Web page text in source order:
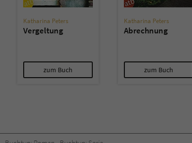
Katharina Peters
Vergeltung
zum Buch
Katharina Peters
Abrechnung
zum Buch